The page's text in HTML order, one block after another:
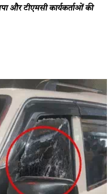
और टीएमसी कार्यकर्ताओं की